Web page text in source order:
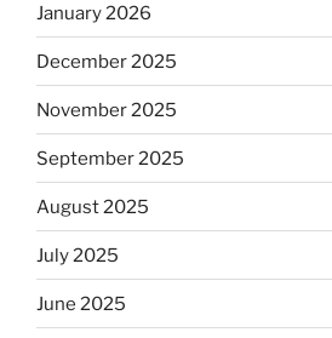
January 2026
December 2025
November 2025
September 2025
August 2025
July 2025
June 2025